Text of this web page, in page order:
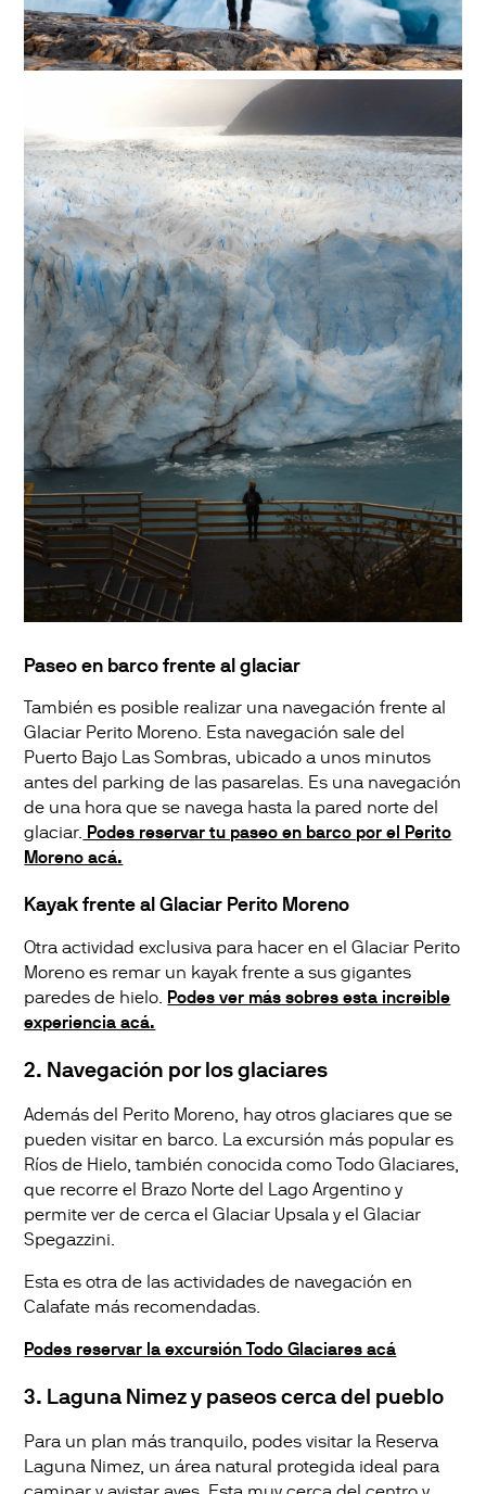
Paseo en barco frente al glaciar
También es posible realizar una navegación frente al
Glaciar Perito Moreno. Esta navegación sale del
Puerto Bajo Las Sombras, ubicado a unos minutos
antes del parking de las pasarelas. Es una navegación
de una hora que se navega hasta la pared norte del
glaciar. Podes reservar tu paseo en barco por el Perito
Moreno acá.
Kayak frente al Glaciar Perito Moreno
Otra actividad exclusiva para hacer en el Glaciar Perito
Moreno es remar un kayak frente a sus gigantes
paredes de hielo. Podes ver más sobres esta increible
experiencia acá.
2. Navegación por los glaciares
Además del Perito Moreno, hay otros glaciares que se
pueden visitar en barco. La excursión más popular es
Ríos de Hielo, también conocida como Todo Glaciares,
que recorre el Brazo Norte del Lago Argentino y
permite ver de cerca el Glaciar Upsala y el Glaciar
Spegazzini.
Esta es otra de las actividades de navegación en
Calafate más recomendadas.
Podes reservar la excursión Todo Glaciares acá
3. Laguna Nimez y paseos cerca del pueblo
Para un plan más tranquilo, podes visitar la Reserva
Laguna Nimez, un área natural protegida ideal para